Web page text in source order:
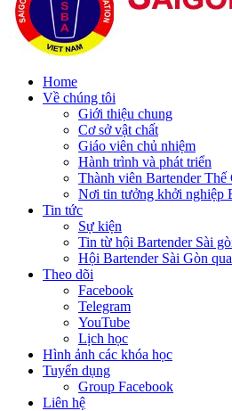
Home
Về chúng tôi
Giới thiệu chung
Cơ sở vật chất
Giáo viên chủ nhiệm
Hành trình và phát triển
Thành viên Bartender Thế
Nơi tin tưởng khởi nghiệp
Tin tức
Sự kiện
Tin từ hội Bartender Sài
Hội Bartender Sài Gòn
Theo dõi
Facebook
Telegram
YouTube
Lịch học
Hình ảnh các khóa học
Tuyển dụng
Group Facebook
Liên hệ